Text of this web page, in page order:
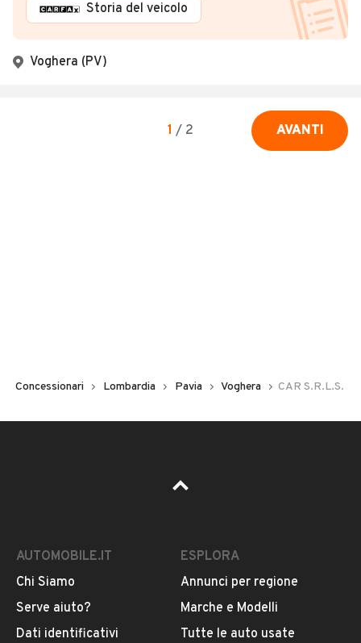
Storia del veicolo
Voghera (PV)
1 / 2 AVANTI
Concessionari Lombardia Pavia Voghera CAR S.R.L.S.
AUTOMOBILE.IT
Chi Siamo
Serve aiuto?
Dati identificativi
ESPLORA
Annunci per regione
Marche e Modelli
Tutte le auto usate